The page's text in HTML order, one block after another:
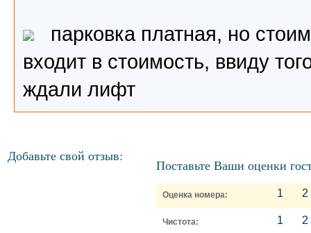
парковка платная, но
входит в стоимость, ввиду
ждали лифт
Добавьте свой отзыв:
Поставьте Ваши оценки
Оценка номера: 1 2
Чистота: 1 2